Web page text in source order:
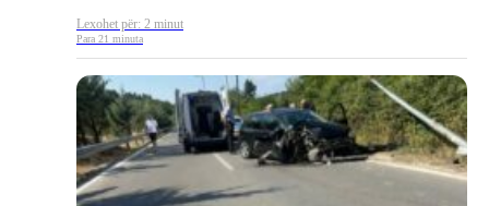
Lexohet për: 2 minut
Para 21 minuta